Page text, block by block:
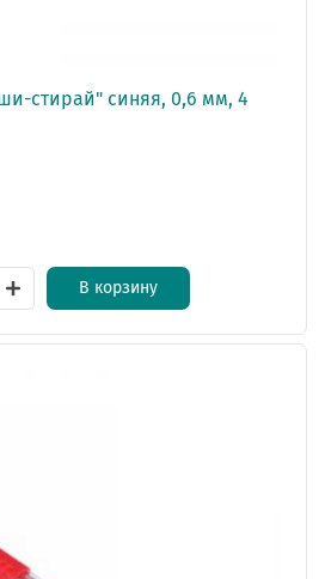
стирай" синяя, 0,6 мм, 4
В корзину